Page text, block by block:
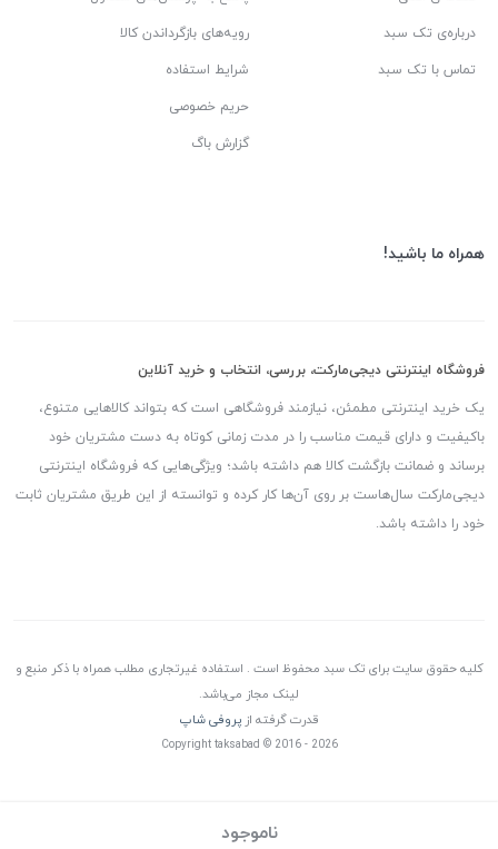
ناموجود
درباره‌ی تک سبد
تماس با تک سبد
رویه‌های بازگرداندن کالا
شرایط استفاده
حریم خصوصی
گزارش باگ
همراه ما باشید!
فروشگاه اینترنتی دیجی‌مارکت، بررسی، انتخاب و خرید آنلاین
یک خرید اینترنتی مطمئن، نیازمند فروشگاهی است که بتواند کالاهایی متنوع،
باکیفیت و دارای قیمت مناسب را در مدت زمانی کوتاه به دست مشتریان خود
برساند و ضمانت بازگشت کالا هم داشته باشد؛ ویژگی‌هایی که فروشگاه اینترنتی
دیجی‌مارکت سال‌هاست بر روی آن‌ها کار کرده و توانسته از این طریق مشتریان ثابت
خود را داشته باشد.
کلیه حقوق سایت برای تک سبد محفوظ است . استفاده غیرتجاری مطلب همراه با ذکر منبع و
لینک مجاز می‌باشد.
قدرت گرفته ازپروفی شاپ
Copyright taksabad © 2016 - 2026